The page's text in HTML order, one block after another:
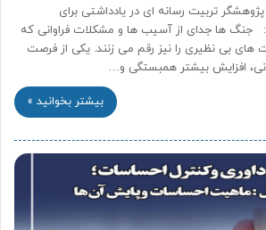
تربیت رسانه ای در یادداشتی برای
جنگ ها جدای از آسیب ها و مشکلات فراوانی که
های بی نظیری را نیز رقم می زنند. یکی از فرصت
افزایش بیشتر همبستگی و…
بیشتر بخوانید »